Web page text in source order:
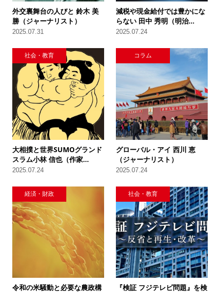
外交裏舞台の人びと 鈴木 美
勝（ジャーナリスト）
2025.07.31
減税や現金給付では豊かにな
らない 田中 秀明（明治...
2025.07.24
社会・教育
大相撲と世界SUMOグランド
スラム小林 信也（作家...
2025.07.24
コラム
グローバル・アイ 西川 恵
（ジャーナリスト）
2025.07.24
経済・財政
令和の米騒動と必要な農政構
社会・教育
『検証 フジテレビ問題』を検